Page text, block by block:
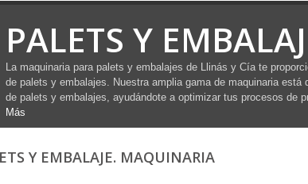
PALETS Y
La maquinaria para palets y embalajes de Llinás y Cía te
de palets y embalajes. Nuestra amplia gama de maquinaria
de palets y embalajes, ayudándote a optimizar tus procesos de
Más
Y EMBALAJE. MAQUINARIA